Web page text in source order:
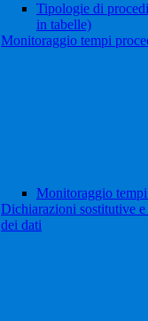
Tipologie di
in tabelle)
Monitoraggio tempi
Monitoraggio
Dichiarazioni sostitutive
dei dati